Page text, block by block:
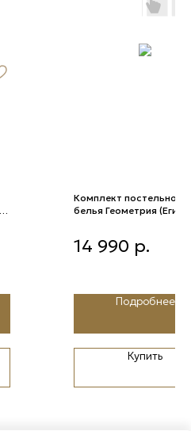
Комплект постельного
белья Геометрия
Геометрия (Египетский
компаньон пудра 632
14 990 р.
Подробнее
Купить